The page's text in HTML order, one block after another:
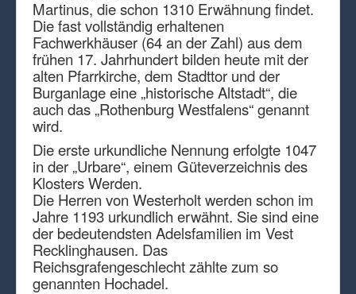
Martinus, die schon 1310 Erwähnung findet.
Die fast vollständig erhaltenen
Fachwerkhäuser (64 an der Zahl) aus dem
frühen 17. Jahrhundert bilden heute mit der
alten Pfarrkirche, dem Stadttor und der
Burganlage eine „historische Altstadt“, die
auch das „Rothenburg Westfalens“ genannt
wird.
Die erste urkundliche Nennung erfolgte 1047
in der „Urbare“, einem Güteverzeichnis des
Klosters Werden.
Die Herren von Westerholt werden schon im
Jahre 1193 urkundlich erwähnt. Sie sind eine
der bedeutendsten Adelsfamilien im Vest
Recklinghausen. Das
Reichsgrafengeschlecht zählte zum so
genannten Hochadel.